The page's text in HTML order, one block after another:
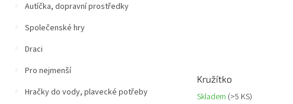
Autíčka, dopravní prostředky
Společenské hry
Draci
Pro nejmenší
Hračky do vody, plavecké potřeby
Kružítko
Skladem (>5 KS)